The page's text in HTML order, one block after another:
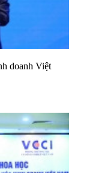
doanh Việt